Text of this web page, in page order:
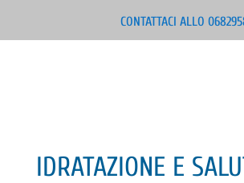
CONTATTACI ALLO
IDRATAZIONE E